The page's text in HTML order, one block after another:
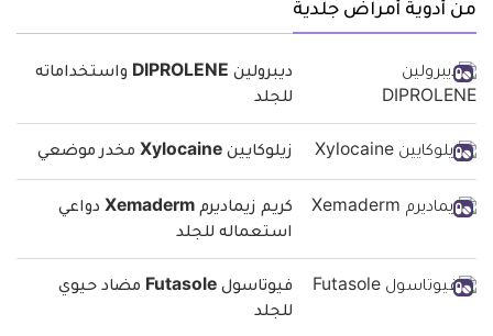
من أدوية أمراض جلدية
ديبرولين DIPROLENE واستخداماته
للجلد
زيلوكايين Xylocaine مخدر موضعي
كريم زيماديرم Xemaderm دواعي
استعماله للجلد
فيوتاسول Futasole مضاد حيوي
للجلد